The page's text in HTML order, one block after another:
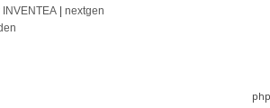
INVENTEA
nextgen